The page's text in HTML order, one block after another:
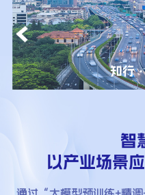
知行
智
以产业场景